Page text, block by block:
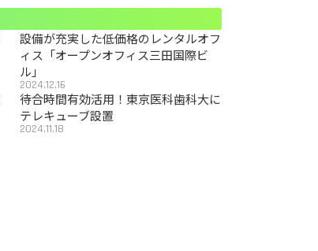
設備が充実した低価格のレンタルオフ
ィス「オープンオフィス三田国際ビ
ル」
2024.12.16
待合時間有効活用！東京医科歯科大に
テレキューブ設置
2024.11.18